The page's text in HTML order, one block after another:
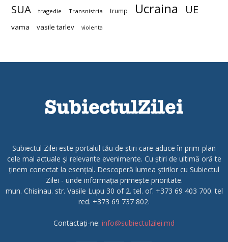
SUA tragedie Transnistria trump Ucraina UE
vama vasile tarlev violenta
Subiectul Zilei este portalul tău de știri care aduce în prim-plan
cele mai actuale și relevante evenimente. Cu știri de ultimă oră te
ținem conectat la esențial. Descoperă lumea știrilor cu Subiectul
Zilei - unde informația primește prioritate.
mun. Chisinau. str. Vasile Lupu 30 of 2. tel. of. +373 69 403 700. tel
red. +373 69 737 802.
Contactați-ne: info@subiectulzilei.md